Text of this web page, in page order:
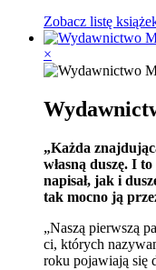
Zobacz listę
×
„Każda
własną duszę. I
napisał, jak i
tak mocno ją
„Naszą pierwszą
ci, których
roku pojawiają się